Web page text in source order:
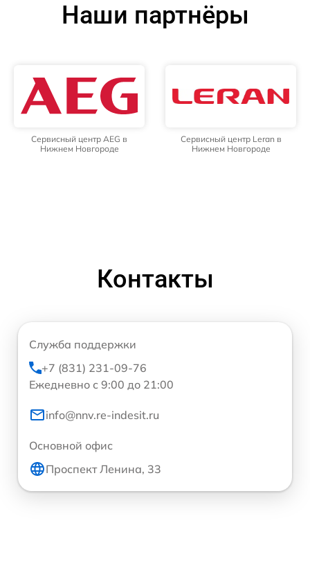
Наши партнёры
Сервисный центр AEG в
Нижнем Новгороде
Сервисный центр Leran в
Нижнем Новгороде
Контакты
Служба поддержки
+7 (831) 231-09-76
Ежедневно с 9:00 до 21:00
info@nnv.re-indesit.ru
Основной офис
Проспект Ленина, 33